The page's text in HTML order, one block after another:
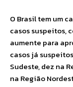
O Brasil tem um
casos suspeitos,
aumente para
casos já
Sudeste, dez na
na Região